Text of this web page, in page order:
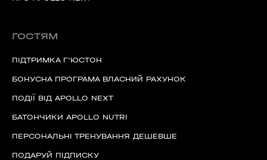
ГОСТЯМ
ПІДТРИМКА Г'ЮСТОН
БОНУСНА ПРОГРАМА ВЛАСНИЙ РАХУНОК
ПОДІЇ ВІД APOLLO NEXT
БАТОНЧИКИ APOLLO NUTRI
ПЕРСОНАЛЬНІ ТРЕНУВАННЯ ДЕШЕВШЕ
ПОДАРУЙ ПІДПИСКУ